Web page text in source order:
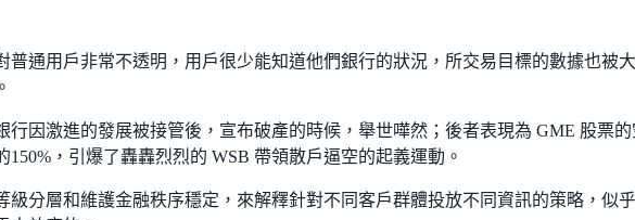
普通用戶非常不透明，用戶很少能知道他們銀行的狀況，所交易目標的數據也被
行因激進的發展被接管後，宣布破產的時候，舉世嘩然；後者表現為 GME 股票
150%，引爆了轟轟烈烈的 WSB 帶領散戶逼空的起義運動。
級分層和維護金融秩序穩定，來解釋針對不同客戶群體投放不同資訊的策略，似